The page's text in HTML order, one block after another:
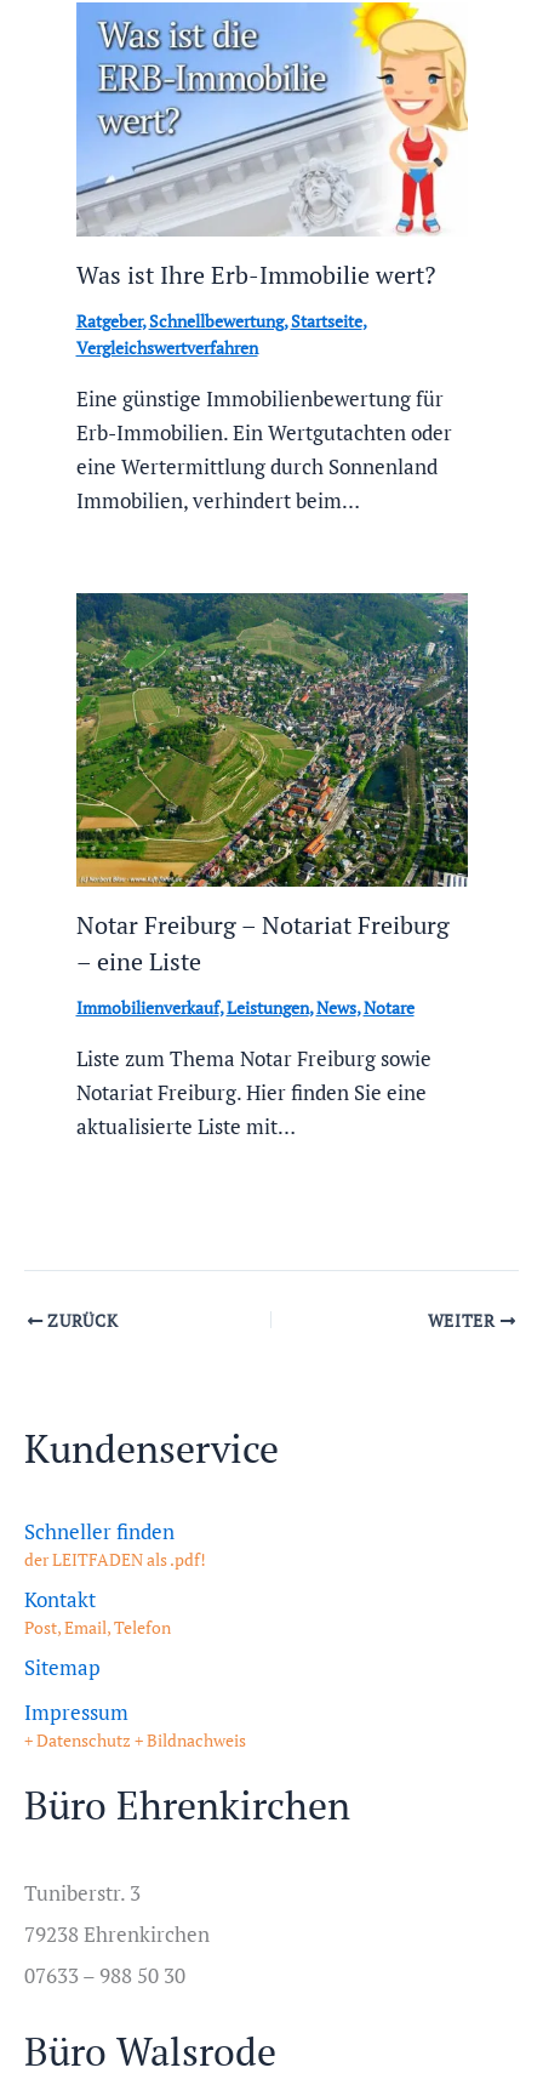
Was ist Ihre Erb-Immobilie wert?
Ratgeber,Schnellbewertung,Startseite,
Vergleichswertverfahren
Eine günstige Immobilienbewertung für
Erb-Immobilien. Ein Wertgutachten oder
eine Wertermittlung durch Sonnenland
Immobilien, verhindert beim…
Notar Freiburg – Notariat Freiburg
– eine Liste
Immobilienverkauf,Leistungen,News,Notare
Liste zum Thema Notar Freiburg sowie
Notariat Freiburg. Hier finden Sie eine
aktualisierte Liste mit…
ZURÜCK WEITER
Kundenservice
Schneller finden
der LEITFADEN als .pdf!
Kontakt
Post, Email, Telefon
Sitemap
Impressum
+ Datenschutz + Bildnachweis
Büro Ehrenkirchen
Tuniberstr. 3
79238 Ehrenkirchen
07633 – 988 50 30
Büro Walsrode